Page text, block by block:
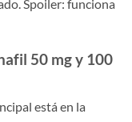
Spoiler: funciona
50 mg y 100
está en la